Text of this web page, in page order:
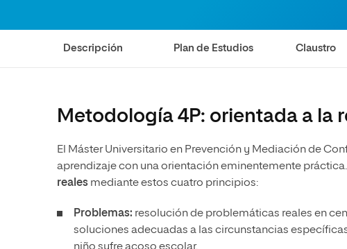
Internacionales
Ciencias de la Salud
Ciencias Sociales
Música
Diseño
Ciencias de la Salud
Artes
Música
Internacional
Normas de Organización y
Funcionamiento
Descripción Plan de Estudios Claustro
Metodología 4P: orientada a la
El Máster Universitario en Prevención y Mediación de
aprendizaje con una orientación eminentemente
reales mediante estos cuatro principios:
Problemas: resolución de problemáticas reales en
soluciones adecuadas a las circunstancias